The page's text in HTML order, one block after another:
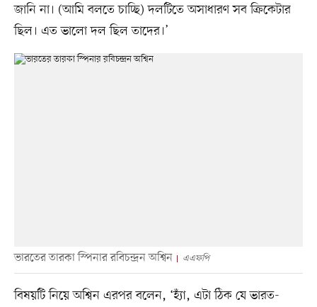
জানি না। (আমি বলতে চাচ্ছি) দলটিতে অসাধারণ সব ক্রিকেটার
ছিল। এত ভালো দল ছিল তাদের।’
ভারতের তারকা স্পিনার রবিচন্দ্রন অশ্বিন এএফপি
বিষয়টি নিয়ে অশ্বিন এরপর বলেন, ‘হ্যাঁ, এটা ঠিক যে ভারত-